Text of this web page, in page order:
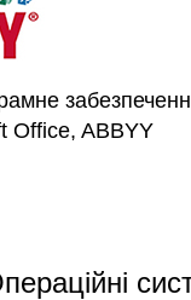
Office, ABBYY